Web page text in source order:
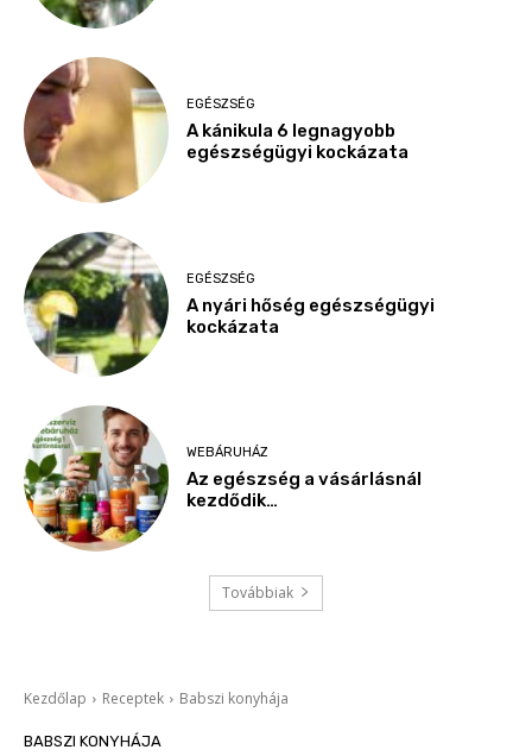
EGÉSZSÉG
A kánikula 6 legnagyobb
egészségügyi kockázata
EGÉSZSÉG
A nyári hőség egészségügyi
kockázata
WEBÁRUHÁZ
Az egészség a vásárlásnál
kezdődik…
Továbbiak